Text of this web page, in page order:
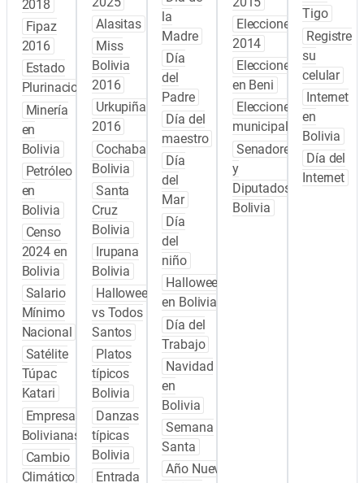
2018
Fipaz
2016
Estado
Plurinacional
Minería
en
Bolivia
Petróleo
en
Bolivia
Censo
2024 en
Bolivia
Salario
Mínimo
Nacional
Satélite
Túpac
Katari
Empresas
Bolivianas
Cambio
Climático
Alasitas
Miss
Bolivia
2016
Urkupiña
2016
Cochabamba
Bolivia
Santa
Cruz
Bolivia
Irupana
Bolivia
Halloween
vs Todos
Santos
Platos
típicos
Bolivia
Danzas
típicas
Bolivia
Entrada
la
Madre
Día
del
Padre
Día del
maestro
Día
del
Mar
Día
del
niño
Halloween
en Bolivia
Día del
Trabajo
Navidad
en
Bolivia
Semana
Santa
Año Nuevo
Elecciones
2014
Elecciones
en Beni
Elecciones
municipales
Senadores
y
Diputados
Bolivia
Tigo
Registre
su
celular
Internet
en
Bolivia
Día del
Internet